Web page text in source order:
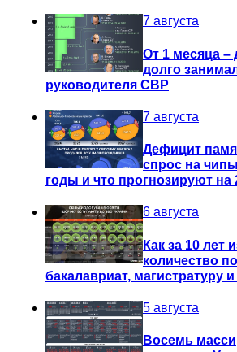
7 августа
От 1 месяца –
долго
руководителя СВР
7 августа
Дефицит
спрос на
годы и что прогнозируют на
6 августа
Как за 10 лет
количество
бакалавриат, магистратуру
5 августа
Восемь